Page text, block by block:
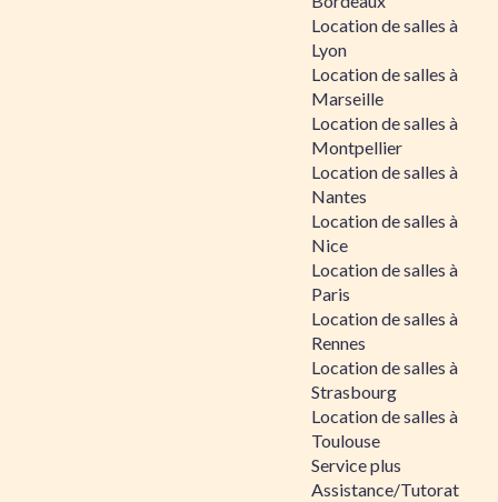
Location de salles à
Lyon
Location de salles à
Marseille
Location de salles à
Montpellier
Location de salles à
Nantes
Location de salles à
Nice
Location de salles à
Paris
Location de salles à
Rennes
Location de salles à
Strasbourg
Location de salles à
Toulouse
Service plus
Assistance/Tutorat